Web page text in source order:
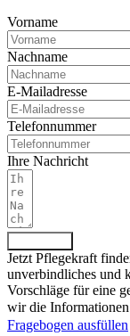
Vorname
Nachname
E-Mailadresse
Telefonnummer
Ihre Nachricht
Jetzt Pflegekraft
unverbindliches und
Vorschläge für eine
wir die Informationen
Fragebogen ausfüllen